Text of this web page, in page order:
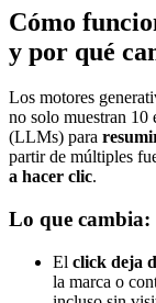
Cómo
y por qué
Los motores
no solo muestran 10
(LLMs) para
partir de múltiples
a hacer clic.
Lo que cambia:
El click deja
la marca o